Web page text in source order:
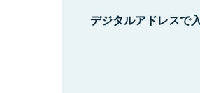
デジタルアドレスで